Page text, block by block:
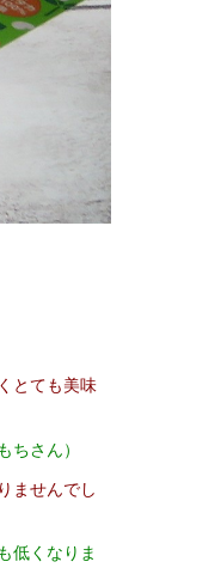
とても美味
さん）
ませんでし
低くなりま